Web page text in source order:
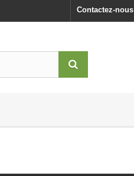
Contactez-nous